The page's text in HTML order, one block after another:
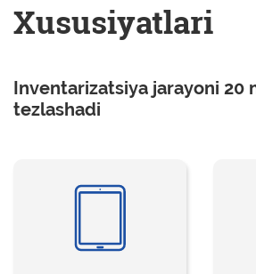
Xususiyatlari
Inventarizatsiya jarayoni 20
tezlashadi